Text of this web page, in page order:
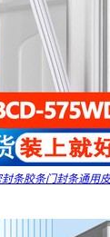
封条胶条门封条通用